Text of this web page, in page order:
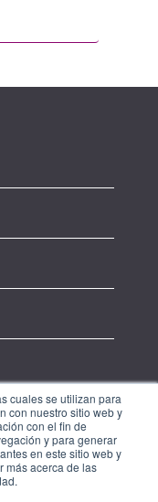
cuales se utilizan para
con nuestro sitio web y
con el fin de
y para generar
en este sitio web y
más acerca de las